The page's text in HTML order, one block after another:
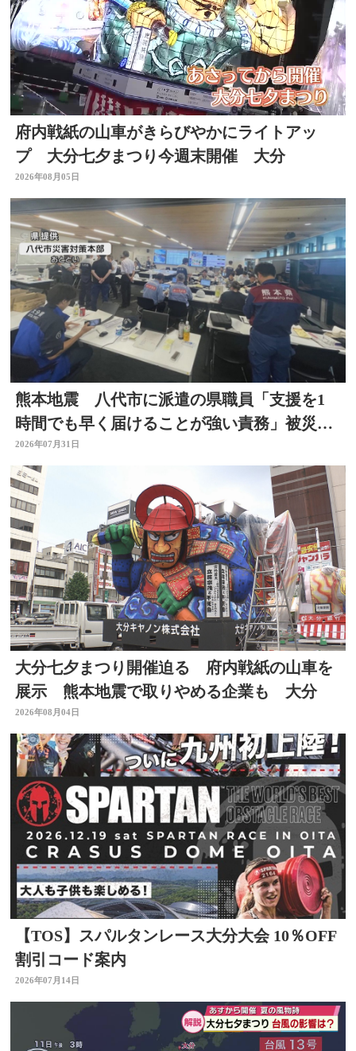
府内戦紙の山車がきらびやかにライトアッ
プ 大分七夕まつり今週末開催 大分
2026年08月05日
熊本地震 八代市に派遣の県職員「支援を1
時間でも早く届けることが強い責務」被災地
の状況語る 大分
2026年07月31日
大分七夕まつり開催迫る 府内戦紙の山車を
展示 熊本地震で取りやめる企業も 大分
2026年08月04日
【TOS】スパルタンレース大分大会 10％OFF
割引コード案内
2026年07月14日